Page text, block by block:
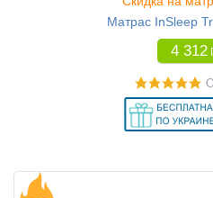
Матрас InSleep
4 312